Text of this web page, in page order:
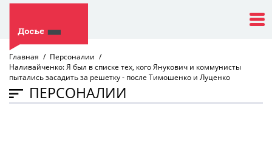
Главная
Персоналии
Наливайченко: Я был в списке тех, кого Янукович и коммунисты
пытались засадить за решетку - после Тимошенко и Луценко
ПЕРСОНАЛИИ